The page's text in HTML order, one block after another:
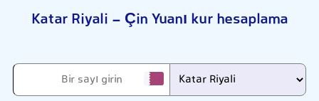
Katar Riyali - Çin Yuanı kur hesaplama